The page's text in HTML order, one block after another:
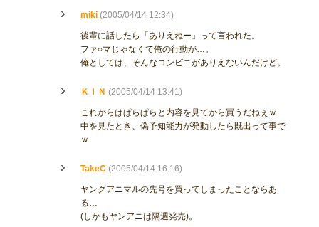
miki (2005/04/14 12:34)
後輩に話したら「ありえねー」って言われた。
ファ○マじゃなくて俺の行動が…。
俺としては、そんなコンビニがありえないんだけど。
ＫＩＮ (2005/04/14 13:41)
これからはぱらぱらと内容を見てから買うだねぇｗ
中を見たとき、偽予知能力が発動したら既出って事で
ｗ
TakeC (2005/04/14 16:16)
ヤングアニマルの先号を買ってしまったことならあ
る…
(しかもヤンアニは隔週発売)。